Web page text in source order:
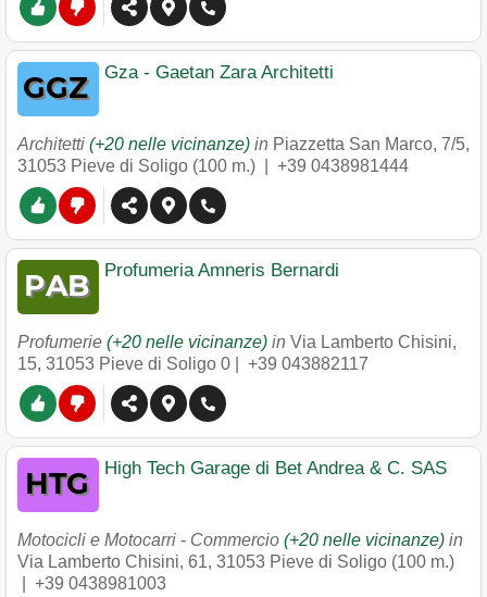
Gza - Gaetan Zara Architetti
Architetti (+20 nelle vicinanze) in Piazzetta San Marco, 7/5,
31053 Pieve di Soligo (100 m.) | +39 0438981444
Profumeria Amneris Bernardi
Profumerie (+20 nelle vicinanze) in Via Lamberto Chisini,
15, 31053 Pieve di Soligo 0 | +39 043882117
High Tech Garage di Bet Andrea & C. SAS
Motocicli e Motocarri - Commercio (+20 nelle vicinanze) in
Via Lamberto Chisini, 61, 31053 Pieve di Soligo (100 m.)
+39 0438981003